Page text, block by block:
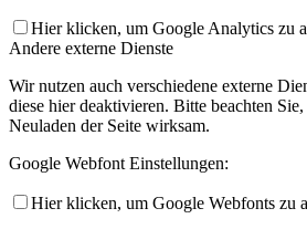
Hier klicken, um Google Analytics zu
Andere externe Dienste
Wir nutzen auch verschiedene externe
diese hier deaktivieren. Bitte beachten
Neuladen der Seite wirksam.
Google Webfont Einstellungen:
Hier klicken, um Google Webfonts zu